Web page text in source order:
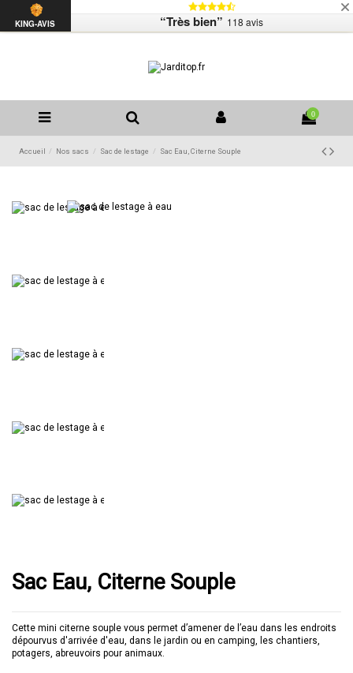
Contactez-nous
Liste de souhaits (
0
Accueil Nos sacs Sac de lestage Sac Eau, Citerne Souple
Sac Eau, Citerne Souple
Cette mini citerne souple vous permet d’amener de l’eau dans les endroits
dépourvus d'arrivée d'eau, dans le jardin ou en camping, les chantiers,
potagers, abreuvoirs pour animaux.
KING-AVIS “Très bien” 118 avis